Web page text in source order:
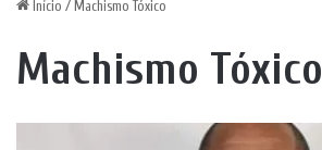
Início / Machismo Tóxico
Machismo Tóxico